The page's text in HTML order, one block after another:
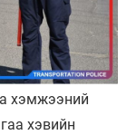
хэмжээний
хэвийн